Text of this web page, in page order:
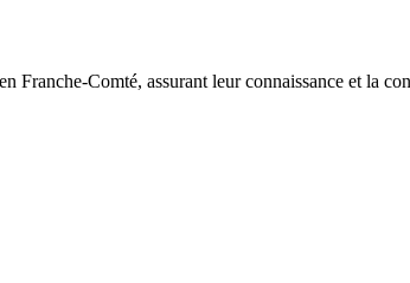
Franche-Comté, assurant leur connaissance et la